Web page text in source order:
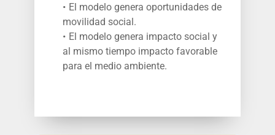
El modelo genera oportunidades de
movilidad social.
El modelo genera impacto social y
al mismo tiempo impacto favorable
para el medio ambiente.